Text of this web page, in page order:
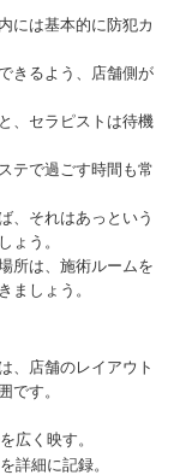
には基本的に防犯カ
きるよう、店舗側が
、セラピストは待機
テで過ごす時間も常
、それはあっという
ょう。
所は、施術ルームを
ましょう。
、店舗のレイアウト
です。
広く映す。
詳細に記録。